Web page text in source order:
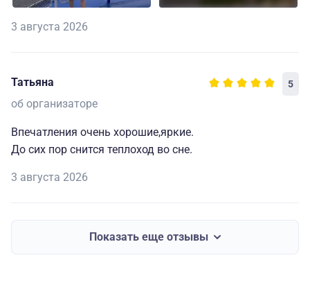
3 августа 2026
Татьяна 5
об организаторе
Впечатления очень хорошие,яркие.
До сих пор снится теплоход во сне.
3 августа 2026
Показать еще отзывы